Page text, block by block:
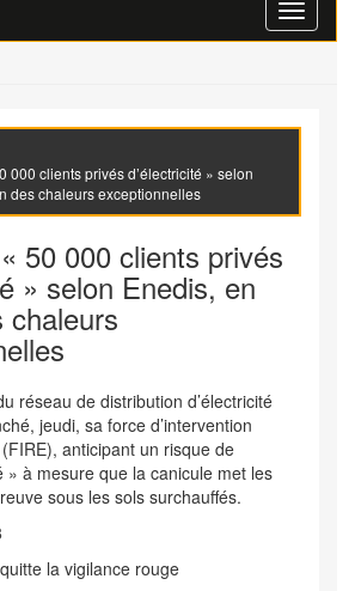
Toggle
000 clients privés d’électricité » selon
des chaleurs exceptionnelles
50 000 clients privés
» selon Enedis, en
chaleurs
réseau de distribution d’électricité
jeudi, sa force d’intervention
anticipant un risque de
» à mesure que la canicule met les
sous les sols surchauffés.
la vigilance rouge